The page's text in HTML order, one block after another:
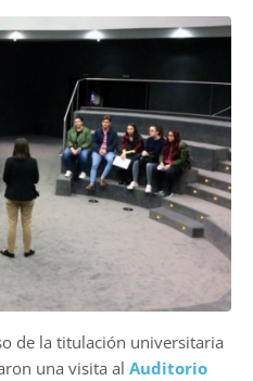
de la titulación universitaria
una visita al Auditorio